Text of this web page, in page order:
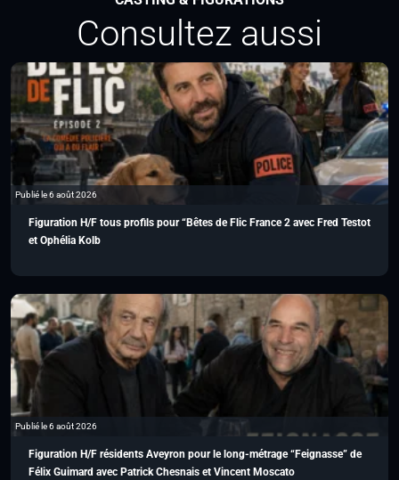
Consultez aussi
Publié le 6 août 2026
Figuration H/F tous profils pour “Bêtes de Flic France 2 avec Fred Testot
et Ophélia Kolb
Publié le 6 août 2026
Figuration H/F résidents Aveyron pour le long-métrage “Feignasse” de
Félix Guimard avec Patrick Chesnais et Vincent Moscato